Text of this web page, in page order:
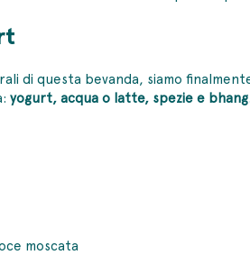
di questa bevanda, siamo
yogurt, acqua o latte, spezie e bhang
moscata